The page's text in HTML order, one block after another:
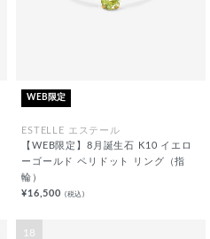
WEB限定
ESTELLE エステール
【WEB限定】8月誕生石 K10 イエロ
ーゴールド ペリドット リング（指
輪）
¥16,500 (税込)
18